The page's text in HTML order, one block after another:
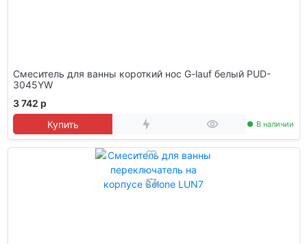
Смеситель для ванны короткий нос G-lauf белый PUD-
3045YW
3 742 р
Купить
В наличии